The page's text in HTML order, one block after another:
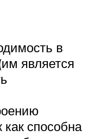
в
является
как способна